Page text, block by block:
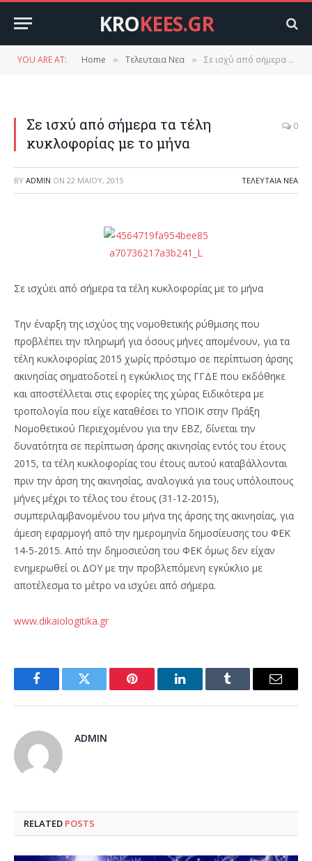
KROKEES.GR
YOU ARE AT: Home » Τελευταια Νεα » Σε ισχύ από σήμερα τα τέλη κυκλοφορίας με το μήνα
Σε ισχύ από σήμερα τα τέλη
κυκλοφορίας με το μήνα
0
BY ADMIN ON 22 ΜΑΪ́ΟΥ, 2015 ΤΕΛΕΥΤΑΙΑ ΝΕΑ
Σε ισχύει από σήμερα τα τέλη κυκλοφορίας με το μήνα
Την έναρξη της ισχύος της νομοθετικής ρύθμισης που
προβλέπει την πληρωμή για όσους μήνες απομένουν, για τα
τέλη κυκλοφορίας 2015 χωρίς πρόστιμο σε περίπτωση άρσης
ακινησίας σηματοδοτεί η εγκύκλιος της ΓΓΔΕ που εκδόθηκε
και αποστέλλεται στις εφορίες της χώρας Ειδικότερα με
τροπολογία που είχε καταθέσει το ΥΠΟΙΚ στην Πράξη
Νομοθετικού Περιεχομένου για την ΕΒΖ, δίνεται την
δυνατότητα σε περίπτωση άρσης ακινησίας εντός του έτους
2015, τα τέλη κυκλοφορίας του έτους αυτού καταβάλλονται
πριν την άρση της ακινησίας, αναλογικά για τους υπόλοιπους
μήνες μέχρι το τέλος του έτους (31-12-2015),
συμπεριλαμβανομένου του μήνα της άρσης της ακινησίας, για
άμεση εφαρμογή από την ημερομηνία δημοσίευσης του ΦΕΚ
14-5-2015. Από την δημοσιεύση του ΦΕΚ όμως δεν είχαν
ενημερωθεί οι ΔΟΥ με την προβλεπόμενη εγκύκλιο με
αποτέλεσμα το μέτρο να ισχύει από σήμερα.
www.dikaiologitika.gr
FacebookTwitter Pinterest LinkedInTumblr Email
ADMIN
RELATED POSTS